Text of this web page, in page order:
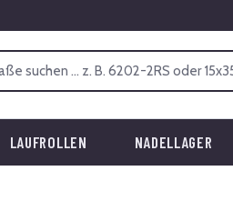
LAUFROLLEN NADELLAGER